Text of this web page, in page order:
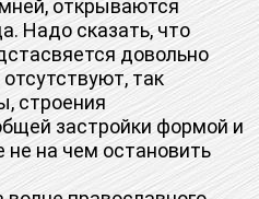
открываются
Надо сказать, что
довольно
так
строения
застройки формой и
не на чем остановить